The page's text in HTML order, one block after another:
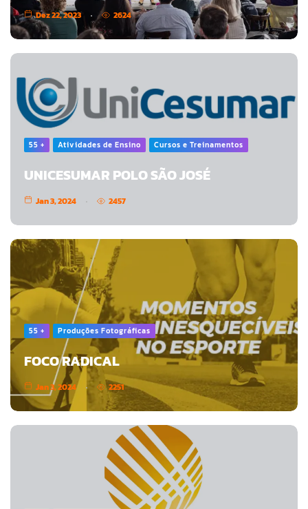
Dez 22, 2023 2624
55 + Atividades de Ensino Cursos e Treinamentos
UNICESUMAR POLO SÃO JOSÉ
Jan 3, 2024 2457
55 + Produções Fotográficas
FOCO RADICAL
Jan 3, 2024 2251